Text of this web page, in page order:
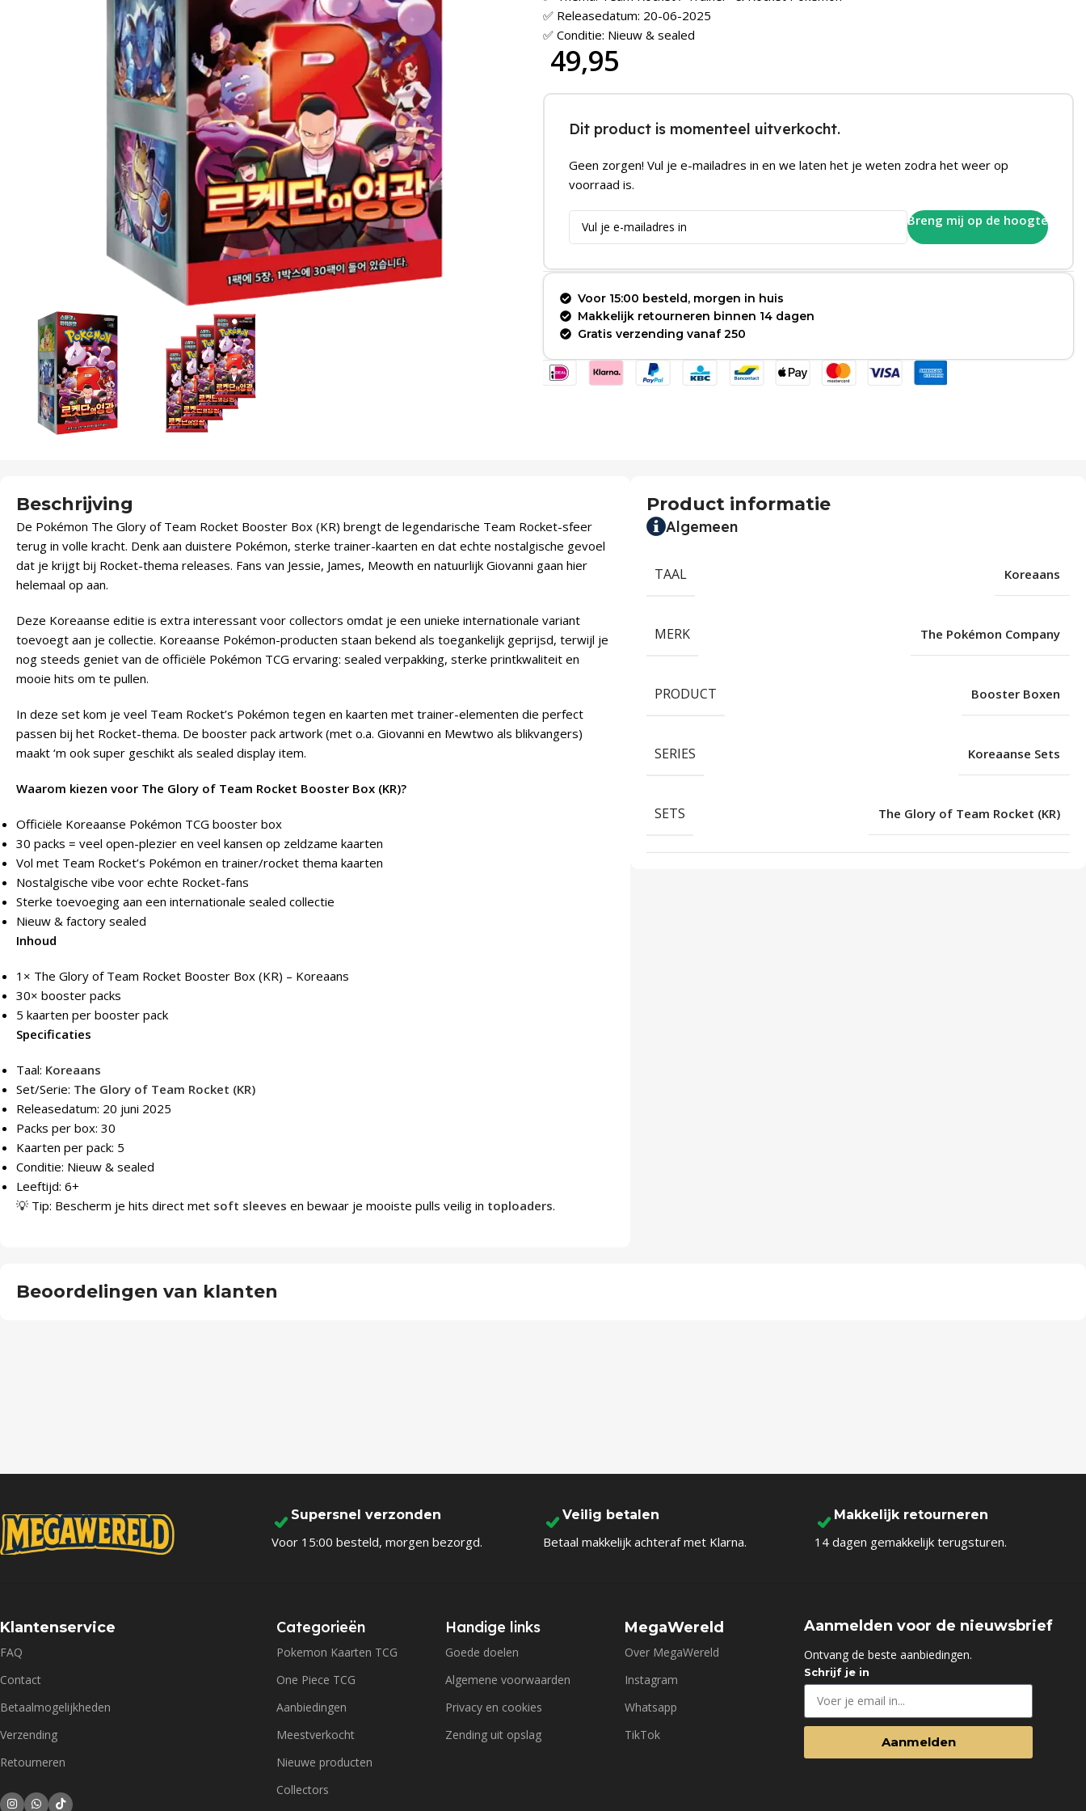
✅ Releasedatum: 20-06-2025
✅ Conditie: Nieuw & sealed
49,95
Dit product is momenteel uitverkocht.
Geen zorgen! Vul je e-mailadres in en we laten het je weten zodra het weer op
voorraad is.
Breng mij op de hoogte
Voor 15:00 besteld, morgen in huis
Makkelijk retourneren binnen 14 dagen
Gratis verzending vanaf 250
Beschrijving
De Pokémon The Glory of Team Rocket Booster Box (KR) brengt de legendarische Team Rocket-sfeer
terug in volle kracht. Denk aan duistere Pokémon, sterke trainer-kaarten en dat echte nostalgische gevoel
dat je krijgt bij Rocket-thema releases. Fans van Jessie, James, Meowth en natuurlijk Giovanni gaan hier
helemaal op aan.
Deze Koreaanse editie is extra interessant voor collectors omdat je een unieke internationale variant
toevoegt aan je collectie. Koreaanse Pokémon-producten staan bekend als toegankelijk geprijsd, terwijl je
nog steeds geniet van de officiële Pokémon TCG ervaring: sealed verpakking, sterke printkwaliteit en
mooie hits om te pullen.
In deze set kom je veel Team Rocket’s Pokémon tegen en kaarten met trainer-elementen die perfect
passen bij het Rocket-thema. De booster pack artwork (met o.a. Giovanni en Mewtwo als blikvangers)
maakt ‘m ook super geschikt als sealed display item.
Waarom kiezen voor The Glory of Team Rocket Booster Box (KR)?
Officiële Koreaanse Pokémon TCG booster box
30 packs = veel open-plezier en veel kansen op zeldzame kaarten
Vol met Team Rocket’s Pokémon en trainer/rocket thema kaarten
Nostalgische vibe voor echte Rocket-fans
Sterke toevoeging aan een internationale sealed collectie
Nieuw & factory sealed
Inhoud
1× The Glory of Team Rocket Booster Box (KR) – Koreaans
30× booster packs
5 kaarten per booster pack
Specificaties
Taal: Koreaans
Set/Serie: The Glory of Team Rocket (KR)
Releasedatum: 20 juni 2025
Packs per box: 30
Kaarten per pack: 5
Conditie: Nieuw & sealed
Leeftijd: 6+
💡 Tip: Bescherm je hits direct met soft sleeves en bewaar je mooiste pulls veilig in toploaders.
Product informatie
Algemeen
TAAL Koreaans
MERK The Pokémon Company
PRODUCT Booster Boxen
SERIES Koreaanse Sets
SETS The Glory of Team Rocket (KR)
Beoordelingen van klanten
Supersnel verzonden
Voor 15:00 besteld, morgen bezorgd.
Veilig betalen
Betaal makkelijk achteraf met Klarna.
Makkelijk retourneren
14 dagen gemakkelijk terugsturen.
Klantenservice
FAQ
Contact
Betaalmogelijkheden
Verzending
Retourneren
Categorieën
Pokemon Kaarten TCG
One Piece TCG
Aanbiedingen
Meestverkocht
Nieuwe producten
Collectors
Handige links
Goede doelen
Algemene voorwaarden
Privacy en cookies
Zending uit opslag
MegaWereld
Over MegaWereld
Instagram
Whatsapp
TikTok
Aanmelden voor de nieuwsbrief
Ontvang de beste aanbiedingen.
Schrijf je in
Aanmelden